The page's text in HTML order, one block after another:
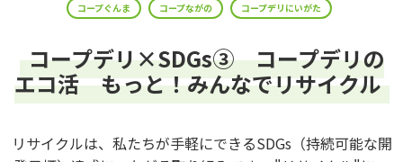
コープぐんま コープながの コープデリにいがた
コープデリ×SDGs③ コープデリの
エコ活 もっと！みんなでリサイクル
リサイクルは、私たちが手軽にできるSDGs（持続可能な開